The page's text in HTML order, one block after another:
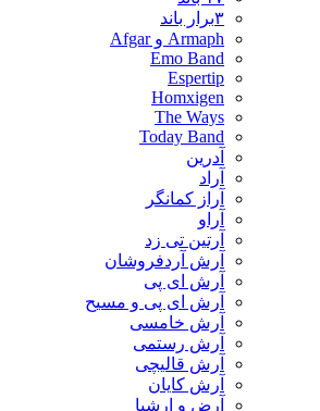
۳برار باند
Armaph و Afgar
Emo Band
Espertip
Homxigen
The Ways
Today Band
آدرین
آراد
آراز کمانگر
آراو
آرتین تی زد
آرش آردفروشان
آرش ای پی
آرش ای پی و مسیح
آرش خامسی
آرش رستمی
آرش قالیچی
آرش کایان
​آرض و ارشیا